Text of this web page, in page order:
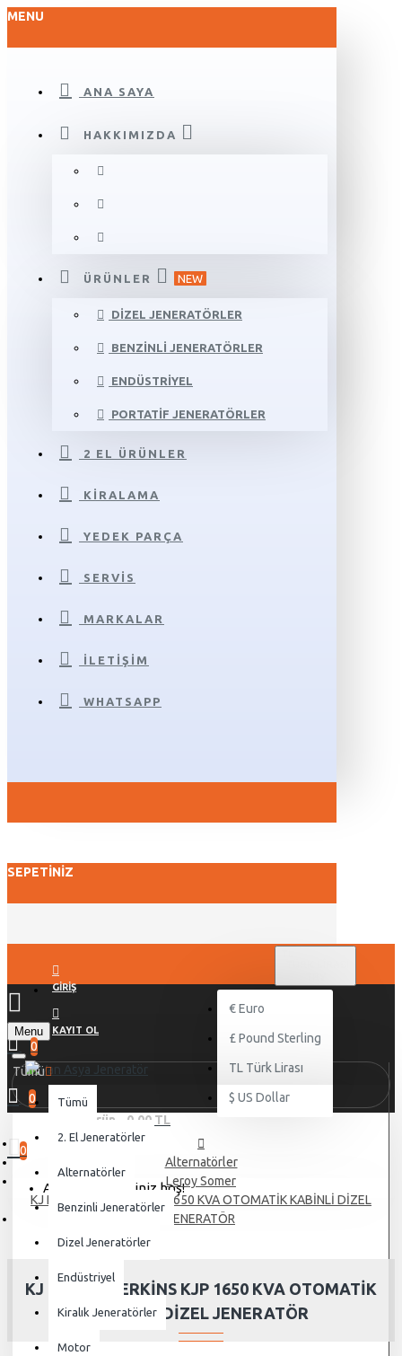
MENU
ANA SAYA
HAKKIMIZDA
ÜRÜNLER NEW
DIZEL JENERATÖRLER
BENZINLI JENERATÖRLER
ENDÜSTRIYEL
PORTATIF JENERATÖRLER
2 EL ÜRÜNLER
KIRALAMA
YEDEK PARÇA
SERVIS
MARKALAR
İLETIŞIM
WHATSAPP
SEPETINIZ
GIRIŞ
KAYIT OL
€ Euro
£ Pound Sterling
TL Türk Lirası
$ US Dollar
Menu
0
0
0 ürün - 0,00 TL
0
Alışveriş sepetiniz boş!
Tümü
Tümü
2. El Jeneratörler
Alternatörler
Benzinli Jeneratörler
Dizel Jeneratörler
Endüstriyel
Kiralık Jeneratörler
Motor
Alternatörler
Leroy Somer
KJ POWER PERKİNS KJP 1650 KVA OTOMATİK KABİNLİ DİZEL
JENERATÖR
KJ POWER PERKİNS KJP 1650 KVA OTOMATİK
KABİNLİ DİZEL JENERATÖR